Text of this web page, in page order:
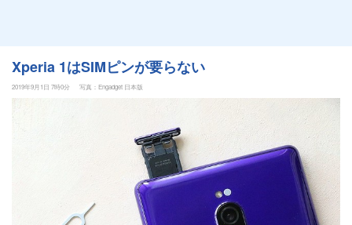
Xperia 1はSIMピンが要らない
2019年9月1日 7時0分 写真：Engadget 日本版